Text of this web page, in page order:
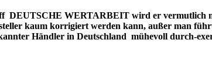
DEUTSCHE WERTARBEIT wird er vermutlich
kaum korrigiert werden kann, außer man
Händler in Deutschland mühevoll durch-